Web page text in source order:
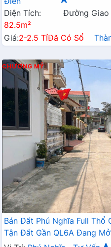
Diện Tích:
82.5m²
Đường Giao
Giá:2-2.5 TỉĐã Có Sổ
CHƯƠNG MỸ
Bán Đất Phú Nghĩa Full Thổ
Tận Đất Gần QL6A Đang
Chỉ Vài Tỷ